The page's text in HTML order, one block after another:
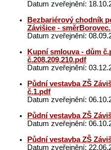
Datum zveřejnění:
Bezbariérový chodník
Závišice -
Datum zveřejnění:
Kupní smlouva - dům
č.208,209,210.pdf
Datum zveřejnění:
Půdní vestavba ZŠ
č.1.pdf
Datum zveřejnění:
Půdní vestavba ZŠ
Datum zveřejnění:
Půdní vestavba ZŠ
Datum zveřejnění: